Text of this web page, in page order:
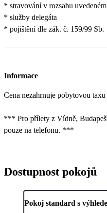
* stravování v rozsahu
* služby delegáta
* pojištění dle zák. č. 159/99 Sb.
Informace
Cena nezahrnuje pobytovou
*** Pro přílety z Vídně,
pouze na telefonu. ***
Dostupnost pokojů
Pokoj standard s